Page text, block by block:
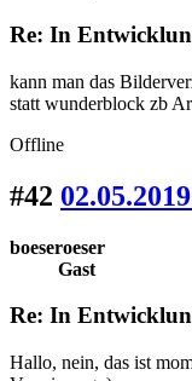
Re: In
kann man das
statt wunderblock zb
Offline
#42
boeseroeser
Gast
Re: In
Hallo, nein, das ist